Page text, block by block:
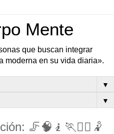
Mente
que buscan integrar
moderna en su vida diaria».
▼
▼
🦵🧠🧎🏃⛹🏻🤾